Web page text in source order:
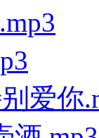
爱你